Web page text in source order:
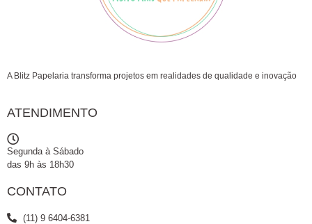
A Blitz Papelaria transforma projetos em realidades de qualidade e inovação
ATENDIMENTO
Segunda à Sábado
das 9h às 18h30
CONTATO
(11) 9 6404-6381